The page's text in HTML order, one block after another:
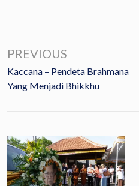
PREVIOUS
Kaccana – Pendeta Brahmana
Yang Menjadi Bhikkhu